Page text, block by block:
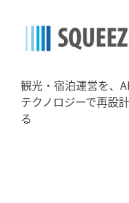
観光・宿泊運営を、
テクノロジーで再設
る